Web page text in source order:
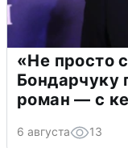
«Не просто
Бондарчуку
роман — с
6 августа 13